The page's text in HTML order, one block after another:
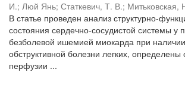
И.; Люй Янь; Статкевич, Т. В.; Митьковская,
В статье проведен анализ структурно-
состояния сердечно-сосудистой системы у
безболевой ишемией миокарда при
обструктивной болезни легких, определены
перфузии ...